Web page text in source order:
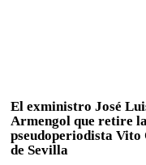
El exministro José
Armengol que retire
pseudoperiodista Vito
de Sevilla